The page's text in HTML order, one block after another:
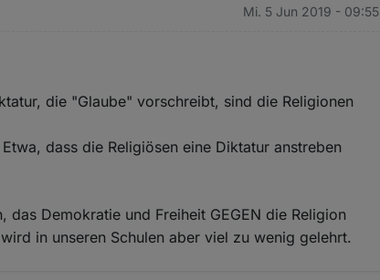
Mi. 5 Jun 2019 - 09:55
die "Glaube" vorschreibt, sind die Religionen
dass die Religiösen eine Diktatur anstreben
das Demokratie und Freiheit GEGEN die Religion
in unseren Schulen aber viel zu wenig gelehrt.